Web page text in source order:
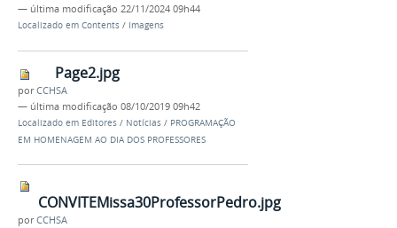
— última modificação 22/11/2024 09h44
Localizado em Contents / Imagens
Page2.jpg
porCCHSA
— última modificação 08/10/2019 09h42
Localizado em Editores / Notícias / PROGRAMAÇÃO
EM HOMENAGEM AO DIA DOS PROFESSORES
CONVITEMissa30ProfessorPedro.jpg
porCCHSA